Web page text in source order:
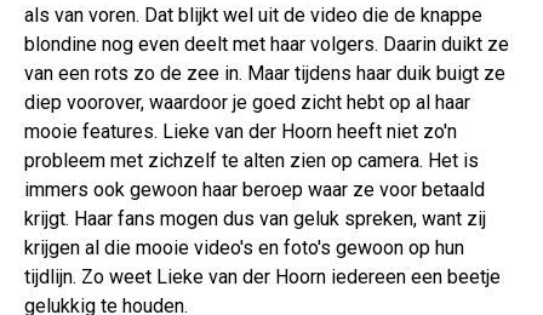
als van voren. Dat blijkt wel uit de video die de knappe
blondine nog even deelt met haar volgers. Daarin duikt ze
van een rots zo de zee in. Maar tijdens haar duik buigt ze
diep voorover, waardoor je goed zicht hebt op al haar
mooie features. Lieke van der Hoorn heeft niet zo'n
probleem met zichzelf te alten zien op camera. Het is
immers ook gewoon haar beroep waar ze voor betaald
krijgt. Haar fans mogen dus van geluk spreken, want zij
krijgen al die mooie video's en foto's gewoon op hun
tijdlijn. Zo weet Lieke van der Hoorn iedereen een beetje
gelukkig te houden.